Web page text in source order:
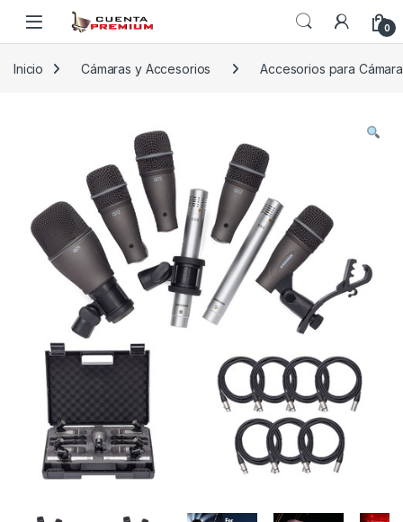
Skip to navigation
Skip to content
0
Inicio Cámaras y Accesorios Accesorios para